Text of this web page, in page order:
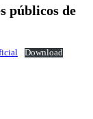
públicos de
Download